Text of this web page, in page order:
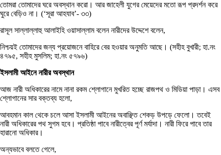
তোমরা তোমাদের ঘরে অবস্থান করো। আর জাহেলী যুগের মেয়েদের মতো রূপ প্রদর্শন করে
ঘুরে বেড়িও না। (‘সূরা আহযাব’- ৩৩)
রাসূল সাল্লাল্লাহু আলাইহি ওয়াসাল্লাম বলেন নারীদের উদ্দেশে বলেন,
নিশ্চয়ই তোমাদের জন্য প্রয়োজনে বাহিরে বের হওয়ার অনুমতি আছে। (সহীহ বুখারী; হা.নং
৪৭৯৫, সহীহ মুসলিম; হা.নং ৫৭৯৬)
ইসলামী আইনে নারীর অবস্থান
আজ নারী অধিকারের নামে নানা রকম শ্লোগানে মুখরিত হচ্ছে রাজপথ ও মিডিয়া পাড়া। এসব
শ্লোগানের সার বক্তব্য হলো,
আবহমান কাল থেকে চলে আসা ইসলামী আইনের অবাঞ্ছিত শেকড় উপড়ে ফেলো। তবেই
নারী অধিকারের পথ সুগম হবে। প্রতিষ্ঠা পাবে নারীত্বের পূর্ণ মর্যাদা। নারী ফিরে পাবে তার
হারানো অধিকার।
অন্যভাবে বলতে গেলে,